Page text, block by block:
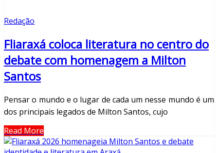
Redação
Fliaraxá coloca literatura no centro do
debate com homenagem a Milton
Santos
Pensar o mundo e o lugar de cada um nesse mundo é um
dos principais legados de Milton Santos, cujo
Read More